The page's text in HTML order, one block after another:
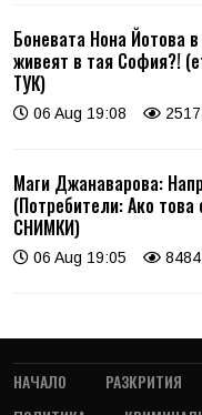
Боневата Нона Йотова
живеят в тая София?!
ТУК)
06 Aug 19:08
Маги Джанаварова:
(Потребители: Ако
СНИМКИ)
06 Aug 19:05 8484
НАЧАЛО РАЗКРИТИЯ